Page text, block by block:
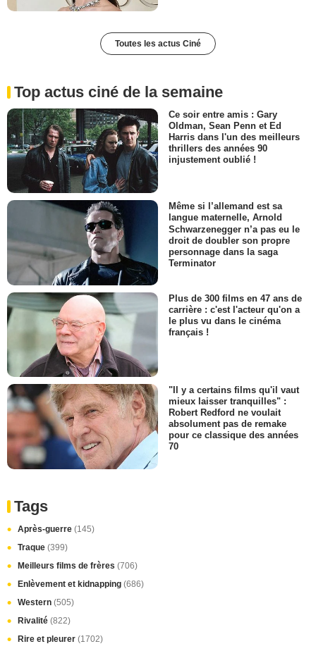
Toutes les actus Ciné
Top actus ciné de la semaine
Ce soir entre amis : Gary
Oldman, Sean Penn et Ed
Harris dans l'un des meilleurs
thrillers des années 90
injustement oublié !
Même si l’allemand est sa
langue maternelle, Arnold
Schwarzenegger n’a pas eu le
droit de doubler son propre
personnage dans la saga
Terminator
Plus de 300 films en 47 ans de
carrière : c'est l'acteur qu'on a
le plus vu dans le cinéma
français !
"Il y a certains films qu'il vaut
mieux laisser tranquilles" :
Robert Redford ne voulait
absolument pas de remake
pour ce classique des années
70
Tags
Après-guerre (145)
Traque (399)
Meilleurs films de frères (706)
Enlèvement et kidnapping (686)
Western (505)
Rivalité (822)
Rire et pleurer (1702)